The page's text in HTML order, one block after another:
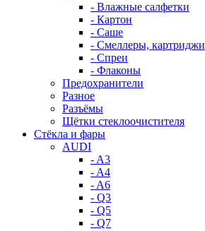
- Влажные салфетки
- Картон
- Саше
- Смеллеры, картриджи
- Спреи
- Флаконы
Предохранители
Разное
Разъёмы
Щётки стеклоочистителя
Стёкла и фары
AUDI
- A3
- A4
- A6
- Q3
- Q5
- Q7